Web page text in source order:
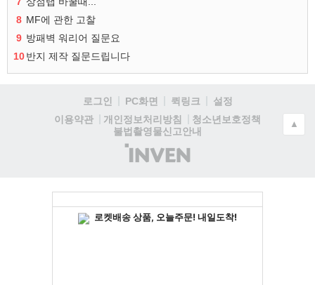
8 MF에 관한 고찰
9 방패벽 워리어 질문요
10반지 제작 질문드립니다
로그인 PC화면 퀵링크
설정
이용약관
개인정보처리방침
청소년보호정책
불법촬영물신고안내
(주)
인
▲